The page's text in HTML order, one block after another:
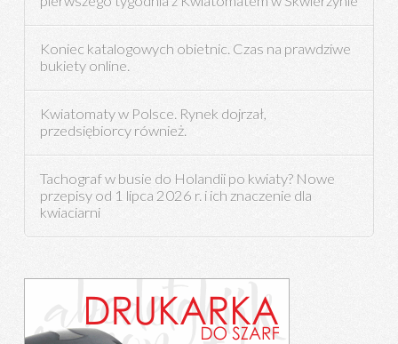
Koniec katalogowych obietnic. Czas na prawdziwe
bukiety online.
Kwiatomaty w Polsce. Rynek dojrzał,
przedsiębiorcy również.
Tachograf w busie do Holandii po kwiaty? Nowe
przepisy od 1 lipca 2026 r. i ich znaczenie dla
kwiaciarni